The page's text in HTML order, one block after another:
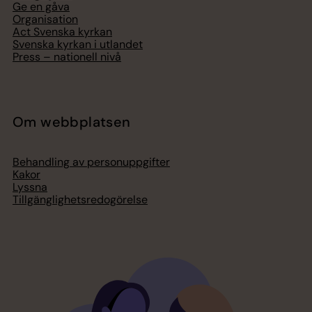
Ge en gåva
Organisation
Act Svenska kyrkan
Svenska kyrkan i utlandet
Press – nationell nivå
Om webbplatsen
Behandling av personuppgifter
Kakor
Lyssna
Tillgänglighetsredogörelse